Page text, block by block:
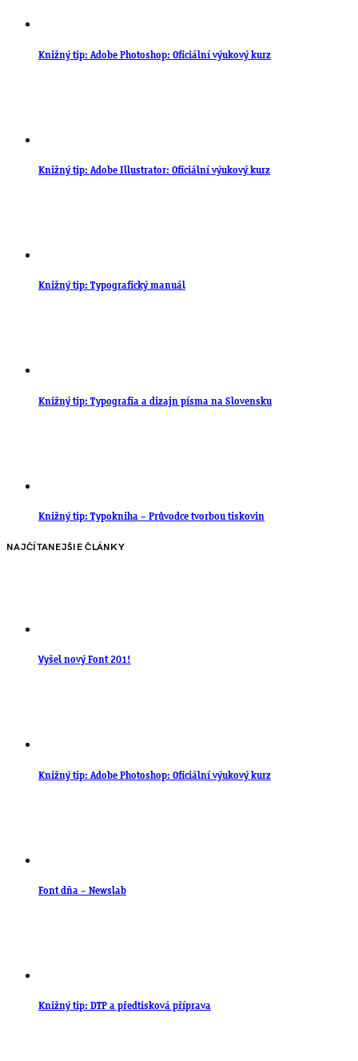
Knižný tip: Adobe Photoshop: Oficiální výukový kurz
Knižný tip: Adobe Illustrator: Oficiální výukový kurz
Knižný tip: Typografický manuál
Knižný tip: Typografia a dizajn písma na Slovensku
Knižný tip: Typokniha – Průvodce tvorbou tiskovin
NAJČÍTANEJŠIE ČLÁNKY
Vyšel nový Font 201!
Knižný tip: Adobe Photoshop: Oficiální výukový kurz
Font dňa – Newslab
Knižný tip: DTP a předtisková příprava